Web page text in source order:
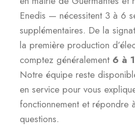
Enedis — nécessitent 3 à 6
supplémentaires. De la
la première production
comptez généralement 6 à
Notre équipe reste
en service pour vous
fonctionnement et répondre
questions.